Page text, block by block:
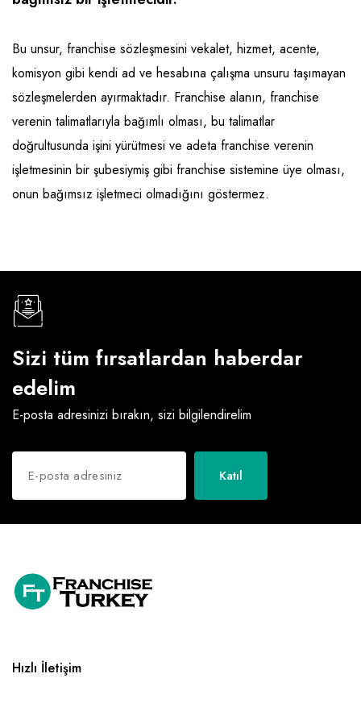
Sağlık Güzellik
Turizm - Eğlence
Mobilya ve Ev Tekstili
Oyuncak ve Hediyelik
Takı
Yapı Malzemesi - Hırdavat
Gıda ve Sarf Malzemeleri
Güvenlik - Temizlik
Giyim - Aksesuar
Hukuk - Marka - Patent ve Tercüme
Isıtma - Soğutma ve Havalandırma
Matbaa - Fotoğraf
Mobilya Dekorasyon
Proje - İnşaat ve Tesisat
Raf ve Depo Sistemleri
Reklam - Tanıtım - PR ve İnternet
Seyahat - Rent A Car
Tabela - Dijital Baskı
Bu unsur, franchise sözleşmesini vekalet, hizmet, acente,
komisyon gibi kendi ad ve hesabına çalışma unsuru taşımayan
sözleşmelerden ayırmaktadır. Franchise alanın, franchise
verenin talimatlarıyla bağımlı olması, bu talimatlar
doğrultusunda işini yürütmesi ve adeta franchise verenin
işletmesinin bir şubesiymiş gibi franchise sistemine üye olması,
onun bağımsız işletmeci olmadığını göstermez.
Sizi tüm fırsatlardan haberdar
edelim
E-posta adresinizi bırakın, sizi bilgilendirelim
Katıl
Hızlı İletişim